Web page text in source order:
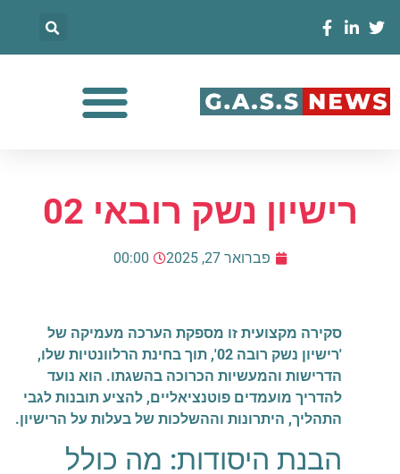
רישיון נשק רובאי 02
פברואר 27, 2025 00:00
סקירה מקצועית זו מספקת הערכה מעמיקה של
'רישיון נשק רובה 02', תוך בחינת הרלוונטיות שלו,
הדרישות והמעשיות הכרוכה בהשגתו. הוא נועד
להדריך מועמדים פוטנציאליים, להציע תובנות לגבי
התהליך, היתרונות וההשלכות של בעלות על הרישיון.
הבנת היסודות: מה כולל